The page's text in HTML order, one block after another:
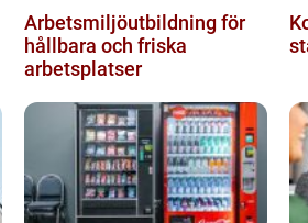
Arbetsmiljöutbildning för
hållbara och friska
arbetsplatser